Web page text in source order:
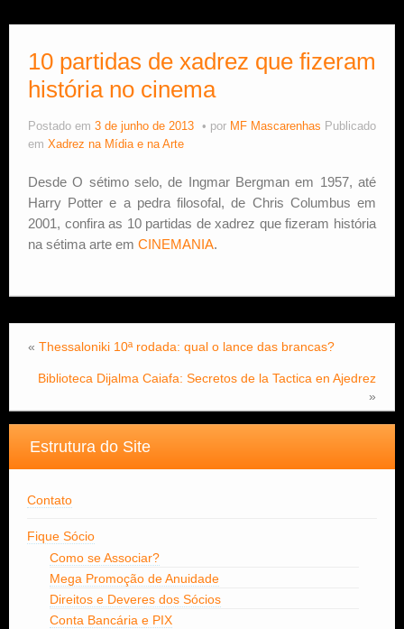
Fique Sócio
Quem Somos?
Calendário
10 partidas de xadrez que fizeram
história no cinema
Postado em 3 de junho de 2013 por MF Mascarenhas Publicado
em Xadrez na Mídia e na Arte
Desde O sétimo selo, de Ingmar Bergman em 1957, até
Harry Potter e a pedra filosofal, de Chris Columbus em
2001, confira as 10 partidas de xadrez que fizeram história
na sétima arte em CINEMANIA.
« Thessaloniki 10ª rodada: qual o lance das brancas?
Biblioteca Dijalma Caiafa: Secretos de la Tactica en Ajedrez
»
Estrutura do Site
Contato
Fique Sócio
Como se Associar?
Mega Promoção de Anuidade
Direitos e Deveres dos Sócios
Conta Bancária e PIX